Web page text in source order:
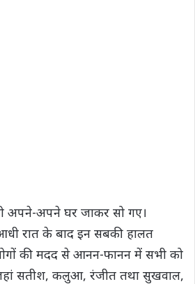
अपने-अपने घर जाकर सो गए।
रात के बाद इन सबकी हालत
की मदद से आनन-फानन में सभी को
सतीश, कलुआ, रंजीत तथा सुखवाल,